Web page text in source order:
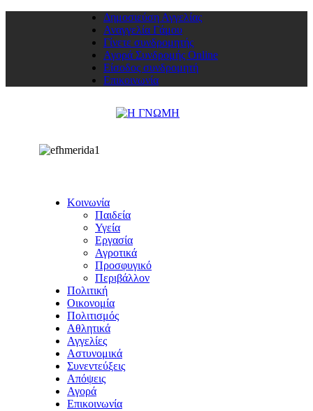
Δημοσιεύση Αγγελίας
Αναγγελία Γάμου
Γίνετε συνδρομητής
Αγορά Συνδρομής Online
Είσοδος συνδρομητή
Επικοινωνία
Κοινωνία
Παιδεία
Υγεία
Εργασία
Αγροτικά
Προσφυγικό
Περιβάλλον
Πολιτική
Οικονομία
Πολιτισμός
Αθλητικά
Αγγελίες
Αστυνομικά
Συνεντεύξεις
Απόψεις
Αγορά
Επικοινωνία